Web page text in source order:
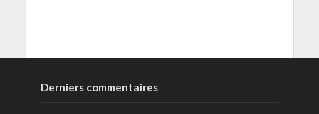
Derniers commentaires